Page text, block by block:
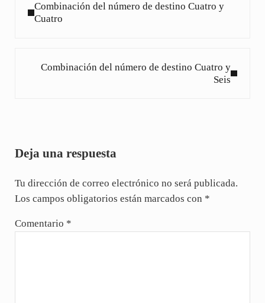
Combinación del número de destino Cuatro y
Cuatro
Combinación del número de destino Cuatro y
Seis
Deja una respuesta
Tu dirección de correo electrónico no será publicada.
Los campos obligatorios están marcados con *
Comentario *